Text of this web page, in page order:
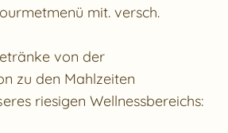
mit. versch.
von der
zu den Mahlzeiten
riesigen Wellnessbereichs: